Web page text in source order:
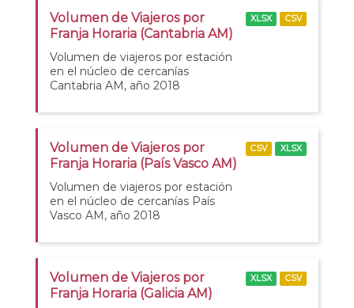
Volumen de Viajeros por
Franja Horaria (Cantabria AM)
Volumen de viajeros por estación
en el núcleo de cercanías
Cantabria AM, año 2018
XLSX CSV
Volumen de Viajeros por
Franja Horaria (País Vasco AM)
Volumen de viajeros por estación
en el núcleo de cercanías País
Vasco AM, año 2018
CSV XLSX
Volumen de Viajeros por
Franja Horaria (Galicia AM)
XLSX CSV